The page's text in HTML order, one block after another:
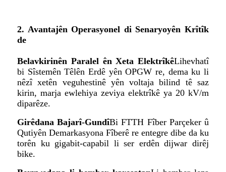
2. Avantajên Operasyonel di Senaryoyên Krîtîk
de
Belavkirinên Paralel ên Xeta ElektrîkêLihevhatî
bi Sîstemên Têlên Erdê yên OPGW re, dema ku li
nêzî xetên veguhestinê yên voltaja bilind tê saz
kirin, marja ewlehiya zeviya elektrîkê ya 20 kV/m
diparêze.
Girêdana Bajarî-GundîBi FTTH Fîber Parçeker û
Qutiyên Demarkasyona Fîberê re entegre dibe da ku
torên ku gigabit-capabil li ser erdên dijwar dirêj
bike.